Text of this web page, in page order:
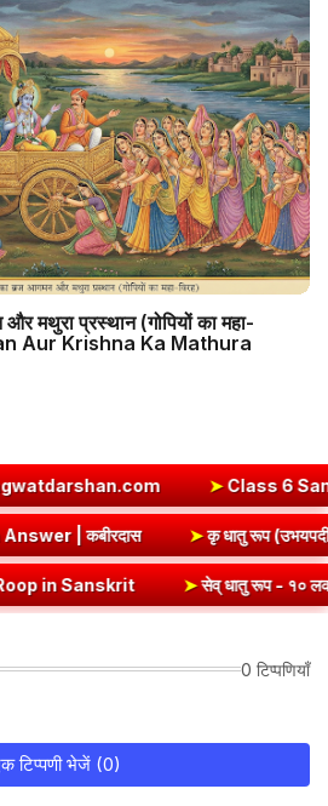
मथुरा प्रस्थान (गोपियों का महा-
Aur Krishna Ka Mathura
6 Sanskrit Chapter 3 Solutions | एषः
Summary & Question Answer |
सेव् धातु रूप - १० लकार, अर्थ एवं व्याकरण |
0 टिप्पणियाँ
टिप्पणी भेजें (0)